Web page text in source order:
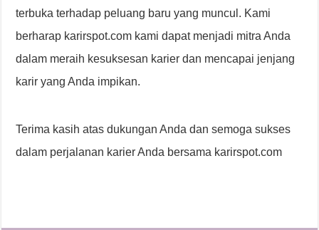
terbuka terhadap peluang baru yang muncul. Kami
berharap karirspot.com kami dapat menjadi mitra Anda
dalam meraih kesuksesan karier dan mencapai jenjang
karir yang Anda impikan.
Terima kasih atas dukungan Anda dan semoga sukses
dalam perjalanan karier Anda bersama karirspot.com